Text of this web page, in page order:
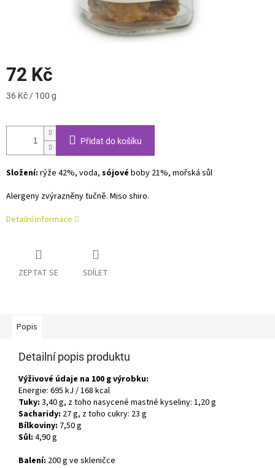
72 Kč
Měrná
36 Kč / 100 g
Přidat do košíku
Složení: rýže 42%, voda, sójové boby 21%, mořská sůl
Alergeny zvýrazněny tučně. Miso shiro.
Detailní informace
ZEPTAT SE SDÍLET
Popis
Detailní popis produktu
Výživové údaje na 100 g výrobku:
Energie: 695 kJ / 168 kcal
Tuky: 3,40 g, z toho nasycené mastné kyseliny: 1,20 g
Sacharidy: 27 g, z toho cukry: 23 g
Bílkoviny: 7,50 g
Sůl: 4,90 g
Balení: 200 g ve skleničce